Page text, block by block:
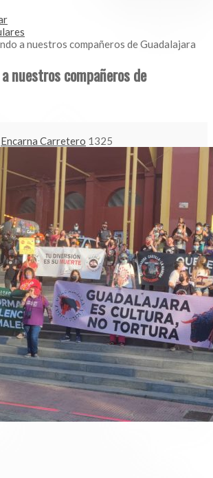
a nuestros compañeros de Guadalajara
nuestros compañeros de
Encarna Carretero 1325